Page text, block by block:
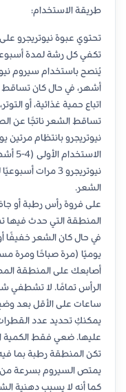
طريقة الاستخدام:
تكفي كل رشة لمدة
أشهر، في حال كان تساقط
اتباع حمية غذائية، أو
تساقط الشعر ناتجًا عن
نيوتريجرو 3
الشعر.
على فروة رأس رطبة أو
المنطقة التي حدث فيها
في حال كان الشعر خفيفًا
يوميًا (مرة صباحًا ومرة
الرأس تمامًا. لا تشطفي
ساعات على الأقل بعد
يمكنكِ تحديد عدد
عليها. ضعي فقط الكمية
تكن المنطقة رطبة بما
يمتص السيروم بسرعة من
كما أنه لا يسبب دهنية